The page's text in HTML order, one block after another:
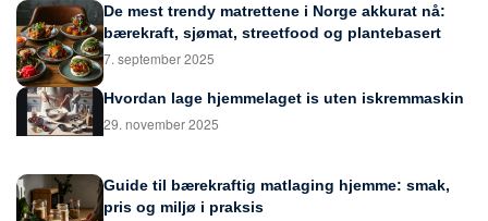
De mest trendy matrettene i Norge akkurat nå:
bærekraft, sjømat, streetfood og plantebasert
7. september 2025
Hvordan lage hjemmelaget is uten iskremmaskin
29. november 2025
Guide til bærekraftig matlaging hjemme: smak,
pris og miljø i praksis